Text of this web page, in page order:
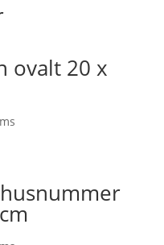
ovalt 20 x